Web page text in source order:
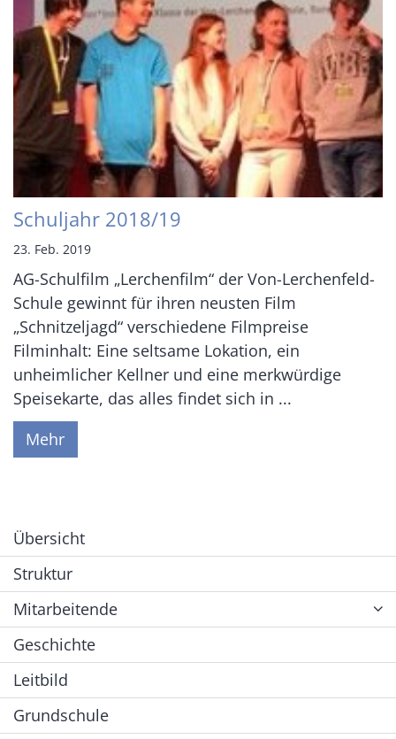
Schuljahr 2018/19
23. Feb. 2019
AG-Schulfilm „Lerchenfilm“ der Von-Lerchenfeld-
Schule gewinnt für ihren neusten Film
„Schnitzeljagd“ verschiedene Filmpreise
Filminhalt: Eine seltsame Lokation, ein
unheimlicher Kellner und eine merkwürdige
Speisekarte, das alles findet sich in ...
Mehr
Übersicht
Struktur
Mitarbeitende
Geschichte
Leitbild
Grundschule